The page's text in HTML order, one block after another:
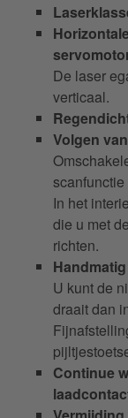
De laser
verticaal.
Volgen
scanfunctie
In het
die u met
richten.
U kunt de
draait dan
Continue